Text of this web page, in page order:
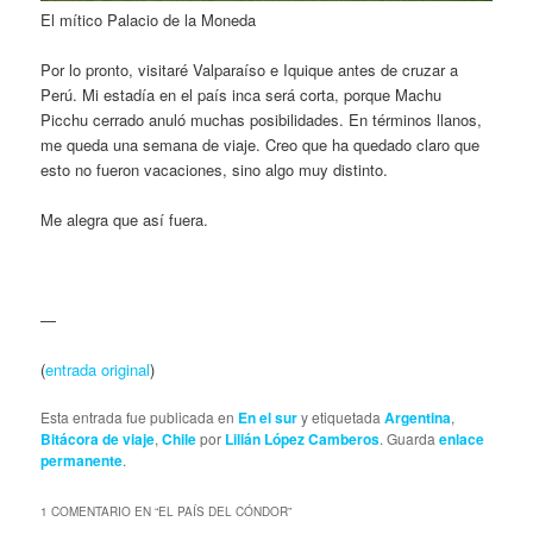
El mítico Palacio de la Moneda
Por lo pronto, visitaré Valparaíso e Iquique antes de cruzar a
Perú. Mi estadía en el país inca será corta, porque Machu
Picchu cerrado anuló muchas posibilidades. En términos llanos,
me queda una semana de viaje. Creo que ha quedado claro que
esto no fueron vacaciones, sino algo muy distinto.
Me alegra que así fuera.
—
(entrada original)
Esta entrada fue publicada en En el sury etiquetadaArgentina,
Bitácora de viaje,Chilepor Lilián López Camberos. Guardaenlace
permanente.
1 COMENTARIO EN “EL PAÍS DEL CÓNDOR”